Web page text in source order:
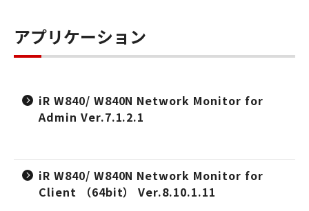
アプリケーション
iR W840/ W840N Network Monitor for
Admin Ver.7.1.2.1
iR W840/ W840N Network Monitor for
Client （64bit） Ver.8.10.1.11